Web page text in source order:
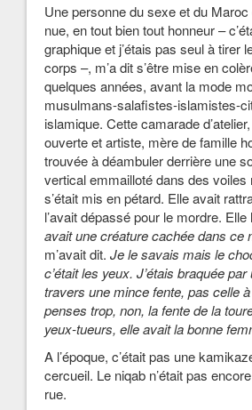
Une personne du sexe et du
nue, en tout bien tout honneur –
graphique et j’étais pas seul à tirer
corps –, m’a dit s’être mise en
quelques années, avant la mode
musulmans-salafistes-islamistes-
islamique. Cette camarade
ouverte et artiste, mère de famille
trouvée à déambuler derrière une
vertical emmailloté dans des voiles
s’était mis en pétard. Elle avait
l’avait dépassé pour le mordre. Elle
avait une créature cachée dans ce
m’avait dit. Je le savais mais le
c’était les yeux. J’étais braquée
travers une mince fente, pas celle
penses trop, non, la fente de la
yeux-tueurs, elle avait la bonne
A l’époque, c’était pas une
cercueil. Le niqab n’était pas
rue.